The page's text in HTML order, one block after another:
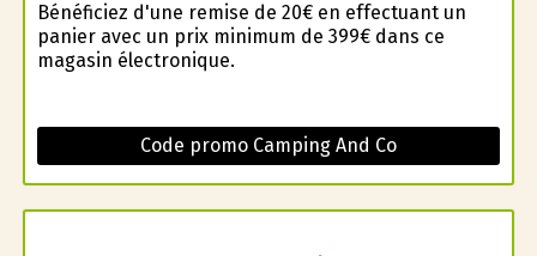
Bénéficiez d'une remise de 20€ en effectuant un
panier avec un prix minimum de 399€ dans ce
magasin électronique.
Code promo Camping And Co